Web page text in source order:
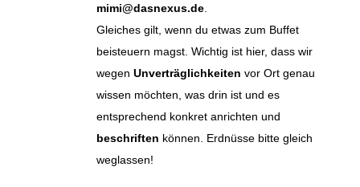
mimi@dasnexus.de.
Gleiches gilt, wenn du etwas zum Buffet
beisteuern magst. Wichtig ist hier, dass wir
wegen Unverträglichkeiten vor Ort genau
wissen möchten, was drin ist und es
entsprechend konkret anrichten und
beschriften können. Erdnüsse bitte gleich
weglassen!